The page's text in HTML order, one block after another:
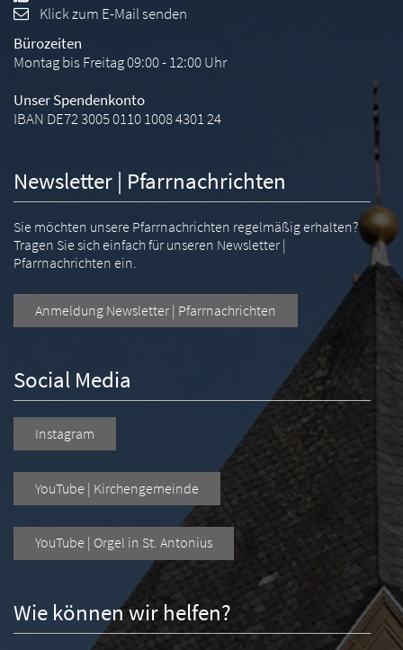
Wie können wir helfen?
Klick zum E-Mail senden
Bürozeiten
Montag bis Freitag 09:00 - 12:00 Uhr
Unser Spendenkonto
IBAN DE72 3005 0110 1008 4301 24
Newsletter | Pfarrnachrichten
Sie möchten unsere Pfarrnachrichten regelmäßig erhalten?
Tragen Sie sich einfach für unseren Newsletter |
Pfarrnachrichten ein.
Anmeldung Newsletter | Pfarrnachrichten
Social Media
Instagram
YouTube | Kirchengemeinde
YouTube | Orgel in St. Antonius